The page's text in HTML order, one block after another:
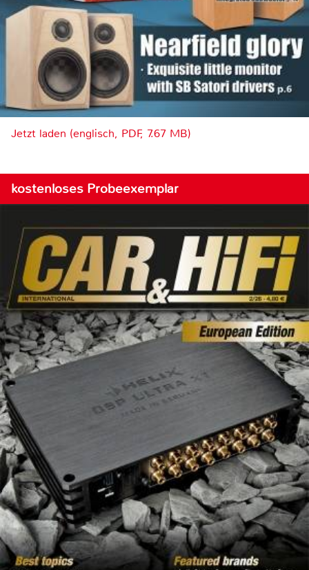
Jetzt laden (englisch, PDF, 7.67 MB)
kostenloses Probeexemplar